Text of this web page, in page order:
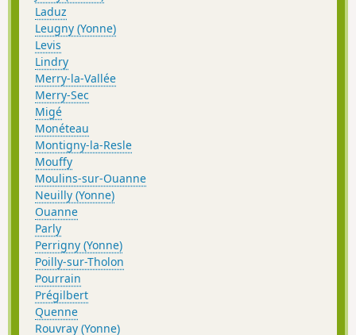
Laduz
Leugny (Yonne)
Levis
Lindry
Merry-la-Vallée
Merry-Sec
Migé
Monéteau
Montigny-la-Resle
Mouffy
Moulins-sur-Ouanne
Neuilly (Yonne)
Ouanne
Parly
Perrigny (Yonne)
Poilly-sur-Tholon
Pourrain
Prégilbert
Quenne
Rouvray (Yonne)